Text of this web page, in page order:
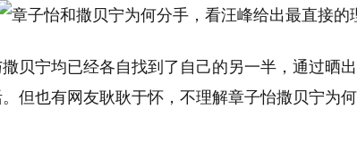
贝宁均已经各自找到了自己的另一半，通过晒
但也有网友耿耿于怀，不理解章子怡撒贝宁为